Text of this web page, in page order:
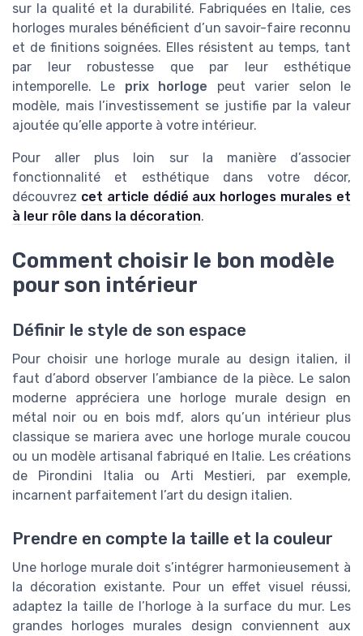
sur la qualité et la durabilité. Fabriquées en Italie, ces
horloges murales bénéficient d’un savoir-faire reconnu
et de finitions soignées. Elles résistent au temps, tant
par leur robustesse que par leur esthétique
intemporelle. Le prix horloge peut varier selon le
modèle, mais l’investissement se justifie par la valeur
ajoutée qu’elle apporte à votre intérieur.
Pour aller plus loin sur la manière d’associer
fonctionnalité et esthétique dans votre décor,
découvrez cet article dédié aux horloges murales et
à leur rôle dans la décoration.
Comment choisir le bon modèle
pour son intérieur
Définir le style de son espace
Pour choisir une horloge murale au design italien, il
faut d’abord observer l’ambiance de la pièce. Le salon
moderne appréciera une horloge murale design en
métal noir ou en bois mdf, alors qu’un intérieur plus
classique se mariera avec une horloge murale coucou
ou un modèle artisanal fabriqué en Italie. Les créations
de Pirondini Italia ou Arti Mestieri, par exemple,
incarnent parfaitement l’art du design italien.
Prendre en compte la taille et la couleur
Une horloge murale doit s’intégrer harmonieusement à
la décoration existante. Pour un effet visuel réussi,
adaptez la taille de l’horloge à la surface du mur. Les
grandes horloges murales design conviennent aux